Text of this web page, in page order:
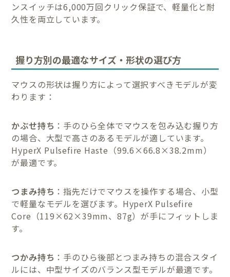
ンスイッチは6,000万回クリック保証で、軽量化と耐
久性を両立しています。
握り方別の最適なサイズ・形状の選び方
マウスの形状は握り方によって選択すべきモデルが変
わります：
かぶせ持ち ：手のひら全体でマウスを包み込む握り方
の場合、大型で高さのあるモデルが適しています。
HyperX Pulsefire Haste（99.6×66.8×38.2mm）
が最適です。
つまみ持ち ：指先だけでマウスを操作する場合、小型
で軽量なモデルを選びます。HyperX Pulsefire
Core（119×62×39mm、87g）が手にフィットしま
す。
つかみ持ち ：手のひら後部とつまみ持ちの混合スタイ
ルには、中型サイズのバランス型モデルが最適です。